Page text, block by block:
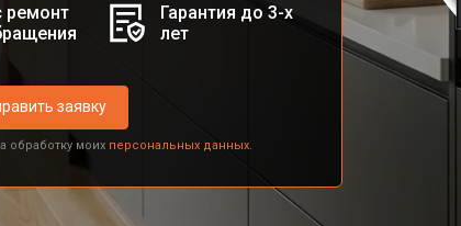
ремонт
Гарантия до 3-х
лет
заявку
обработку моих персональных данных.